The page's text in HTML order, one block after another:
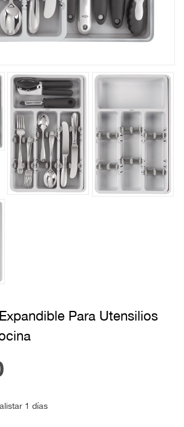
Para Utensilios
1 días